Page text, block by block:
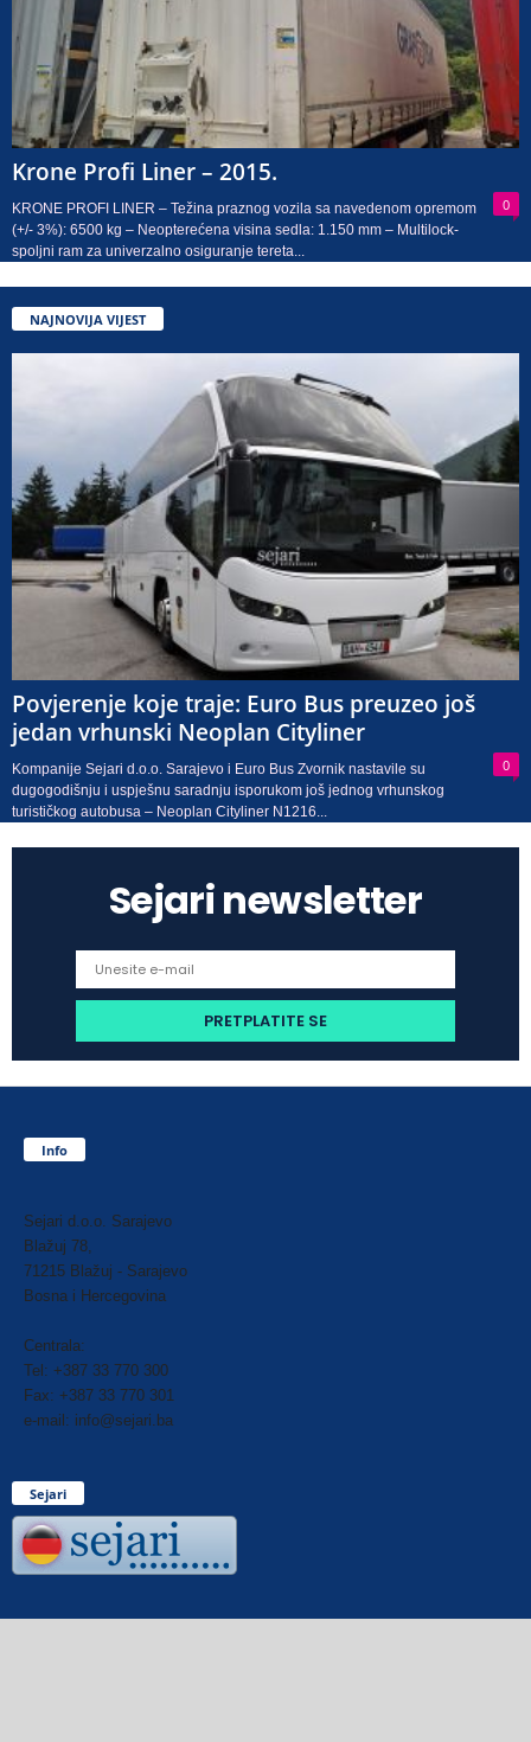
Krone Profi Liner – 2015.
0
KRONE PROFI LINER – Težina praznog vozila sa navedenom opremom
(+/- 3%): 6500 kg – Neopterećena visina sedla: 1.150 mm – Multilock-
spoljni ram za univerzalno osiguranje tereta...
NAJNOVIJA VIJEST
Povjerenje koje traje: Euro Bus preuzeo još
jedan vrhunski Neoplan Cityliner
0
Kompanije Sejari d.o.o. Sarajevo i Euro Bus Zvornik nastavile su
dugogodišnju i uspješnu saradnju isporukom još jednog vrhunskog
turističkog autobusa – Neoplan Cityliner N1216...
Sejari newsletter
Info
Sejari d.o.o. Sarajevo
Blažuj 78,
71215 Blažuj - Sarajevo
Bosna i Hercegovina
Centrala:
Tel: +387 33 770 300
Fax: +387 33 770 301
e-mail: info@sejari.ba
Sejari